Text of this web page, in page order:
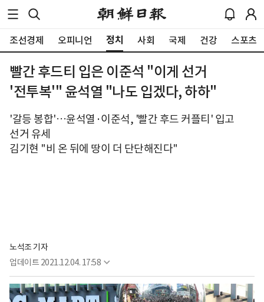
조선경제 오피니언 정치 사회 국제 건강 스포츠
빨간 후드티 입은 이준석 "이게 선거
'전투복'" 윤석열 "나도 입겠다, 하하"
'갈등 봉합'…윤석열·이준석, '빨간 후드 커플티' 입고
선거 유세
김기현 "비 온 뒤에 땅이 더 단단해진다"
노석조 기자
업데이트 2021.12.04. 17:58